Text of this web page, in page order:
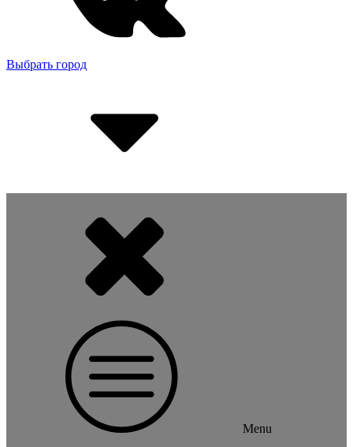
Выбрать город
Menu